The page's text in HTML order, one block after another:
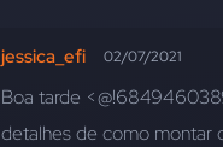
jessica_efi 02/07/2021
Boa tarde
detalhes de como montar